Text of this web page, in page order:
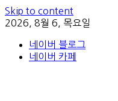
Skip to content
2026, 8월 6, 목요일
네이버 블로그
네이버 카페